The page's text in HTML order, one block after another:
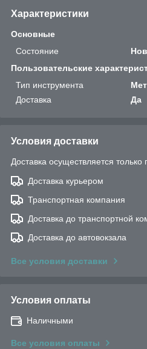
Характеристики
Основные
Состояние
Пользовательские
Тип инструмента
Доставка
Да
Условия доставки
Доставка осуществляется только
Доставка курьером
Транспортная компания
Доставка до транспортной
Доставка до автовокзала
Все условия доставки
Условия оплаты
Наличными
Все условия оплаты